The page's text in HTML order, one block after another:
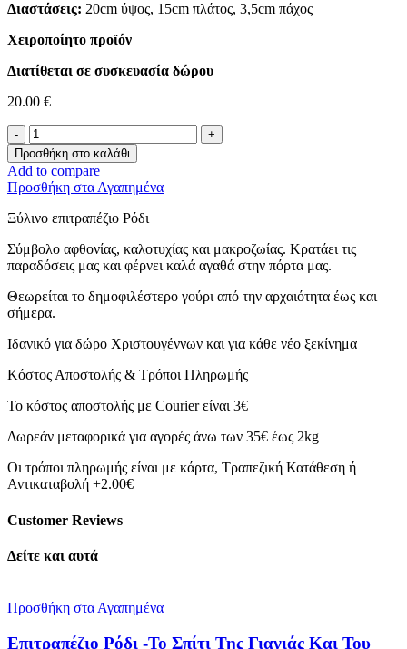
Διαστάσεις: 20cm ύψος, 15cm πλάτος, 3,5cm πάχος
Χειροποίητο προϊόν
Διατίθεται σε συσκευασία δώρου
20.00 €
Ξύλινο
Ρόδι
-
White
2024-
ποσότητα
Προσθήκη στο καλάθι
Add to compare
Προσθήκη στα Αγαπημένα
Ξύλινο επιτραπέζιο Ρόδι
Σύμβολο αφθονίας, καλοτυχίας και μακροζωίας. Κρατάει τις
παραδόσεις μας και φέρνει καλά αγαθά στην πόρτα μας.
Θεωρείται το δημοφιλέστερο γούρι από την αρχαιότητα έως και
σήμερα.
Ιδανικό για δώρο Χριστουγέννων και για κάθε νέο ξεκίνημα
Κόστος Αποστολής & Τρόποι Πληρωμής
Το κόστος αποστολής με Courier είναι 3€
Δωρεάν μεταφορικά για αγορές άνω των 35€ έως 2kg
Οι τρόποι πληρωμής είναι με κάρτα, Τραπεζική Κατάθεση ή
Αντικαταβολή +2.00€
Customer Reviews
Δείτε και αυτά
Προσθήκη στα Αγαπημένα
Επιτραπέζιο Ρόδι -Το Σπίτι Της Γιαγιάς Και Του